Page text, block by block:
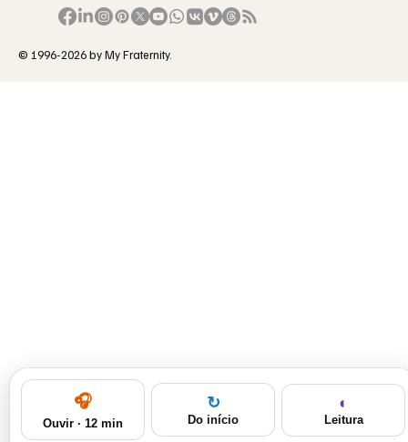
© 1996-2026 by My Fraternity.
🎧
Ouvir · 12 min
↻
Do início
◐
Leitura